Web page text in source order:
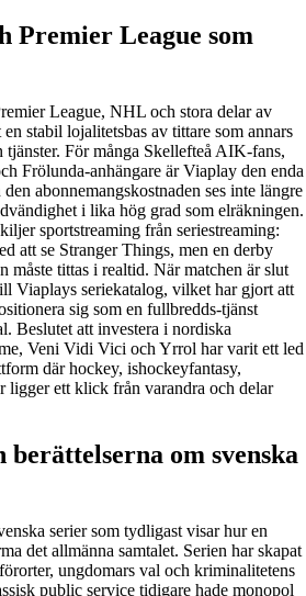
Premier League som
League, NHL och stora delar av
stabil lojalitetsbas av tittare som annars
tjänster. För många Skellefteå AIK-fans,
Frölunda-anhängare är Viaplay den enda
abonnemangskostnaden ses inte längre
i lika hög grad som elräkningen.
sportstreaming från seriestreaming:
att se Stranger Things, men en derby
tittas i realtid. När matchen är slut
Viaplays seriekatalog, vilket har gjort att
sig som en fullbredds-tjänst
Beslutet att investera i nordiska
Veni Vidi Vici och Yrrol har varit ett led
där hockey, ishockeyfantasy,
ligger ett klick från varandra och delar
berättelserna om svenska
serier som tydligast visar hur en
det allmänna samtalet. Serien har skapat
ungdomars val och kriminalitetens
public service tidigare hade monopol